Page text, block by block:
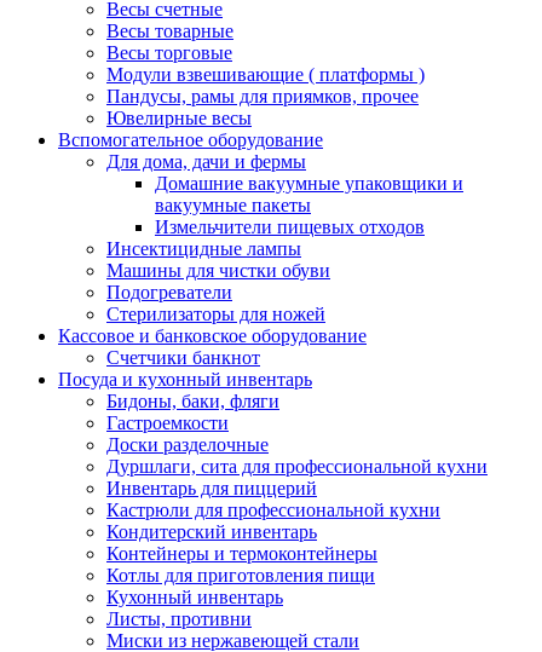
Весы счетные
Весы товарные
Весы торговые
Модули взвешивающие ( платформы )
Пандусы, рамы для приямков, прочее
Ювелирные весы
Вспомогательное оборудование
Для дома, дачи и фермы
Домашние вакуумные упаковщики и
вакуумные пакеты
Измельчители пищевых отходов
Инсектицидные лампы
Машины для чистки обуви
Подогреватели
Стерилизаторы для ножей
Кассовое и банковское оборудование
Счетчики банкнот
Посуда и кухонный инвентарь
Бидоны, баки, фляги
Гастроемкости
Доски разделочные
Дуршлаги, сита для профессиональной кухни
Инвентарь для пиццерий
Кастрюли для профессиональной кухни
Кондитерский инвентарь
Контейнеры и термоконтейнеры
Котлы для приготовления пищи
Кухонный инвентарь
Листы, противни
Миски из нержавеющей стали